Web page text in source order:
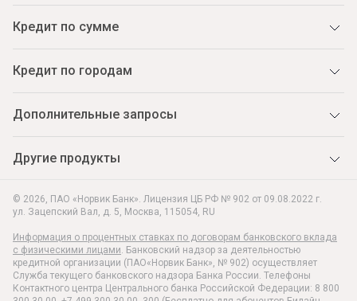
© 2026, ПАО «Норвик Банк». Лицензия ЦБ РФ № 902 от 09.08.2022 г.
ул. Зацепский Вал, д. 5, Москва, 115054, RU
Информация о процентных ставках по договорам банковского вклада
с физическими лицами. Банковский надзор за деятельностью
кредитной организации (ПАО«Норвик Банк», № 902) осуществляет
Служба текущего банковского надзора Банка России. Телефоны
Контактного центра Центрального банка Российской Федерации: 8 800
Кредит по сумме
Кредит по городам
Дополнительные запросы
Другие продукты